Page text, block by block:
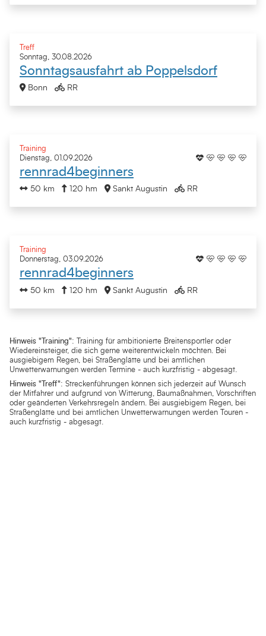
Treff
Sonntag, 30.08.2026
Sonntagsausfahrt ab Poppelsdorf
Bonn RR
Training
Dienstag, 01.09.2026
rennrad4beginners
50 km 120 hm Sankt Augustin RR
Training
Donnerstag, 03.09.2026
rennrad4beginners
50 km 120 hm Sankt Augustin RR
Hinweis "Training": Training für ambitionierte Breitensportler oder
Wiedereinsteiger, die sich gerne weiterentwickeln möchten. Bei
ausgiebigem Regen, bei Straßenglätte und bei amtlichen
Unwetterwarnungen werden Termine - auch kurzfristig - abgesagt.
Hinweis "Treff": Streckenführungen können sich jederzeit auf Wunsch
der Mitfahrer und aufgrund von Witterung, Baumaßnahmen, Vorschriften
oder geänderten Verkehrsregeln ändern. Bei ausgiebigem Regen, bei
Straßenglätte und bei amtlichen Unwetterwarnungen werden Touren -
auch kurzfristig - abgesagt.